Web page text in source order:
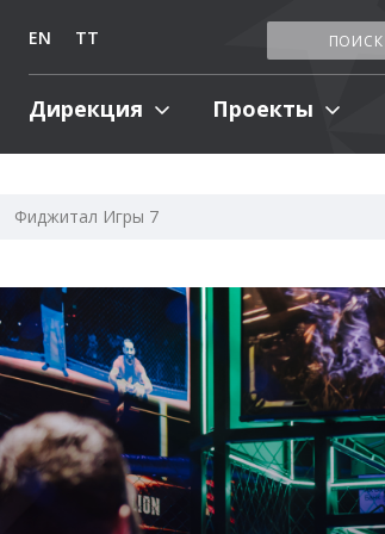
EN TT
Дирекция Проекты
Фиджитал Игры 7